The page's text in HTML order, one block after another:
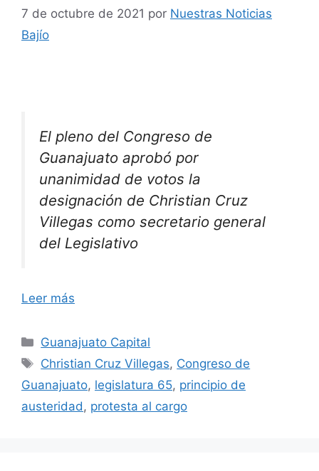
7 de octubre de 2021 por Nuestras Noticias
Bajío
El pleno del Congreso de
Guanajuato aprobó por
unanimidad de votos la
designación de Christian Cruz
Villegas como secretario general
del Legislativo
Leer más
Categorías
Guanajuato Capital
Etiquetas
Christian Cruz Villegas, Congreso de
Guanajuato, legislatura 65, principio de
austeridad, protesta al cargo